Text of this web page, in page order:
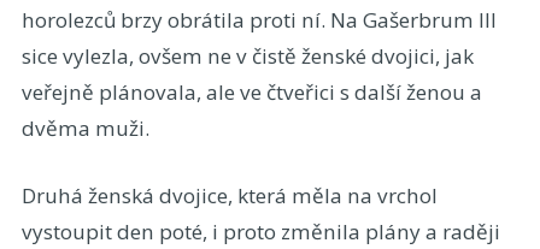
horolezců brzy obrátila proti ní. Na Gašerbrum III
sice vylezla, ovšem ne v čistě ženské dvojici, jak
veřejně plánovala, ale ve čtveřici s další ženou a
dvěma muži.
Druhá ženská dvojice, která měla na vrchol
vystoupit den poté, i proto změnila plány a raději